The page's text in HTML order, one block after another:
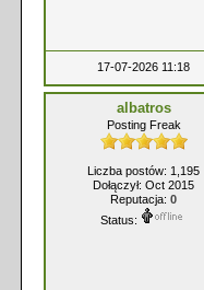
17-07-2026 11:18
albatros
Posting Freak
Liczba postów: 1,195
Dołączył: Oct 2015
Reputacja: 0
Status: